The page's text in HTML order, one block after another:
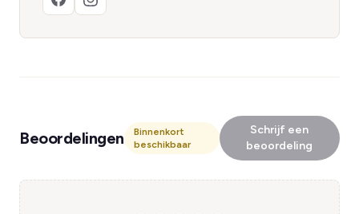
Beoordelingen
Binnenkort
beschikbaar
Schrijf een
beoordeling